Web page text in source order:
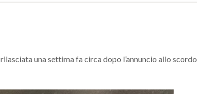
una settima fa circa dopo l’annuncio allo scordo